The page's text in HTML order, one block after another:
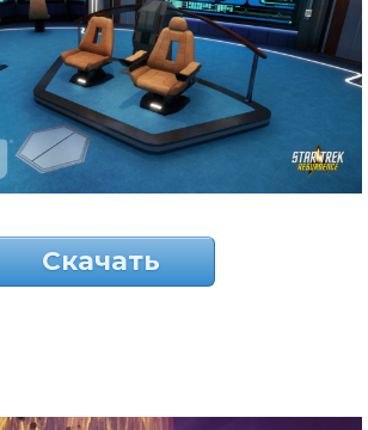
Скачать